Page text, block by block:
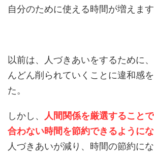
自分のために使える時間が増えます
以前は、人づきあいをするために
んどん削られていくことに違和感
た。
しかし、
人間関係を厳選すること
合わない時間を節約できるように
人づきあいが減り、時間の節約にな